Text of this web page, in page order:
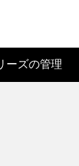
ーズの管理